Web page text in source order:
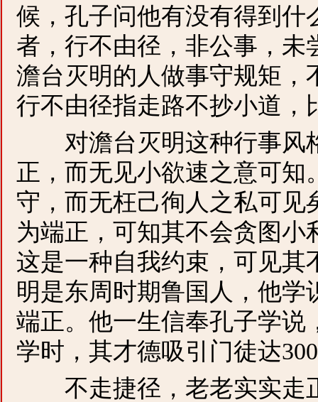
候，孔子问他有没有得到什
者，行不由径，非公事，未
澹台灭明的人做事守规矩，
行不由径指走路不抄小道，
对澹台灭明这种行事风
正，而无见小欲速之意可
守，而无枉己徇人之私可见
为端正，可知其不会贪图
这是一种自我约束，可见其
明是东周时期鲁国人，他
端正。他一生信奉孔子学说
学时，其才德吸引门徒达
不走捷径，老老实实走